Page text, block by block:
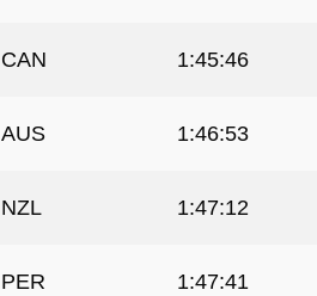
CAN 1:45:46
AUS 1:46:53
NZL 1:47:12
PER 1:47:41